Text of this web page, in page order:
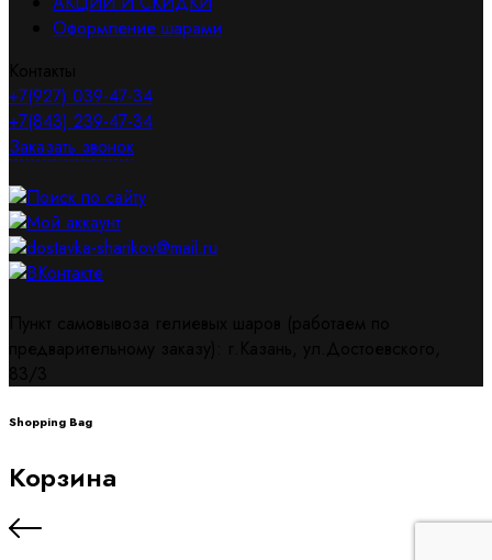
Оформление шарами
+7(927) 039-47-34
+7(843) 239-47-34
Заказать звонок
Поиск по сайту
Мой аккаунт
dostavka-sharikov@mail.ru
ВКонтакте
Shopping Bag
Корзина